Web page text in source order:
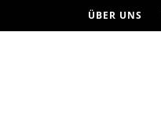
ÜBER UNS